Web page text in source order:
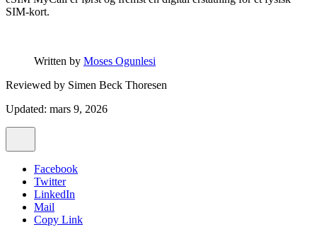
SIM-kort.
Written by Moses Ogunlesi
Reviewed by Simen Beck Thoresen
Updated: mars 9, 2026
Facebook
Twitter
LinkedIn
Mail
Copy Link